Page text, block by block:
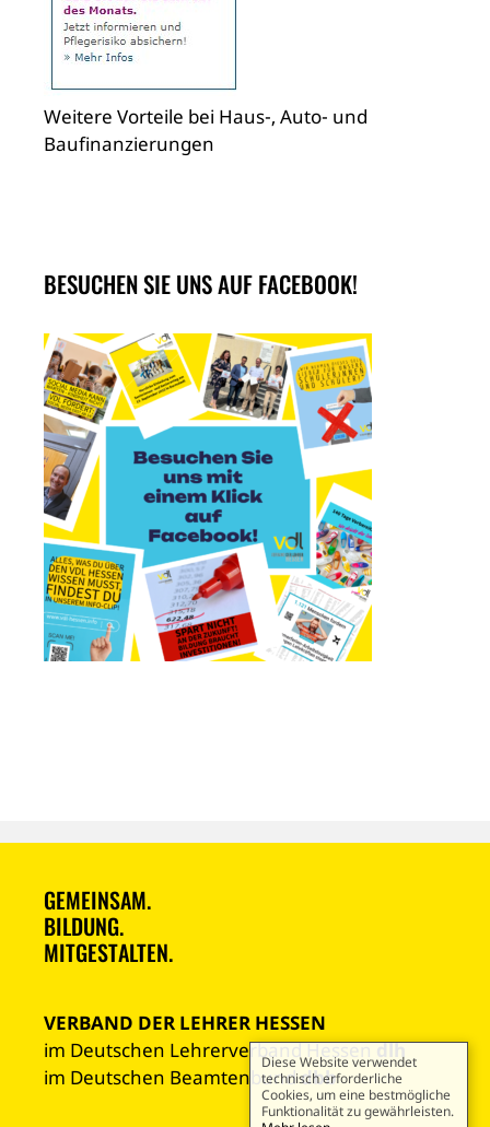
Weitere Vorteile bei Haus-, Auto- und
Baufinanzierungen
BESUCHEN SIE UNS AUF FACEBOOK!
GEMEINSAM.
BILDUNG.
MITGESTALTEN.
VERBAND DER LEHRER HESSEN
im Deutschen Lehrerverband Hessendlh
im Deutschen Beamtenbunddbb
Diese Website verwendet
technisch erforderliche
Cookies, um eine bestmögliche
Funktionalität zu gewährleisten.